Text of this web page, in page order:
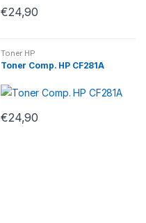
€24,90
Toner HP
Toner Comp. HP CF281A
€24,90